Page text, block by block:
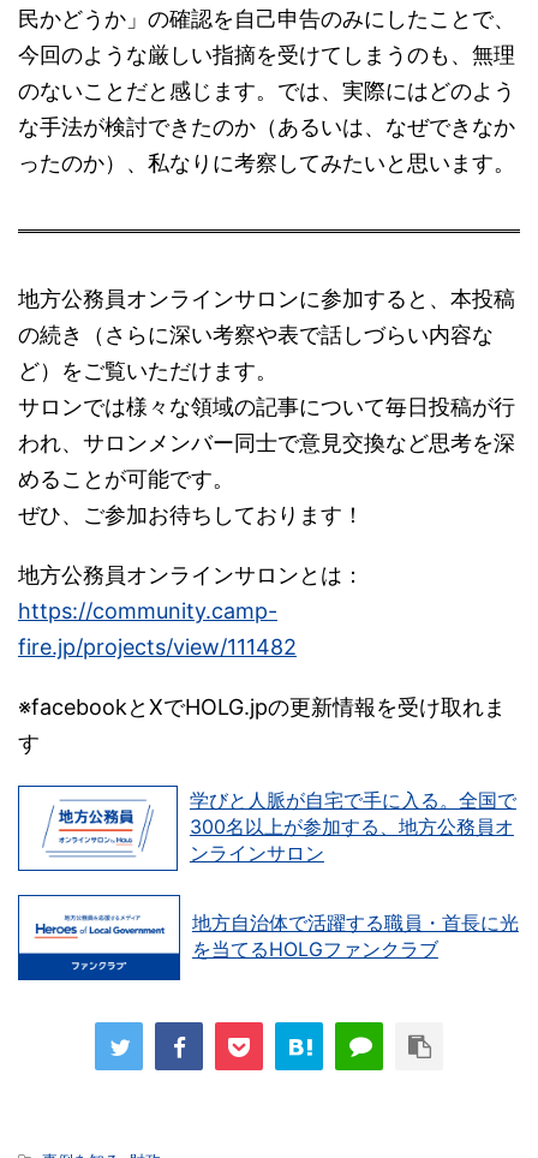
民かどうか」の確認を自己申告のみにしたことで、
今回のような厳しい指摘を受けてしまうのも、無理
のないことだと感じます。では、実際にはどのよう
な手法が検討できたのか（あるいは、なぜできなか
ったのか）、私なりに考察してみたいと思います。
地方公務員オンラインサロンに参加すると、本投稿
の続き（さらに深い考察や表で話しづらい内容な
ど）をご覧いただけます。
サロンでは様々な領域の記事について毎日投稿が行
われ、サロンメンバー同士で意見交換など思考を深
めることが可能です。
ぜひ、ご参加お待ちしております！
地方公務員オンラインサロンとは：
https://community.camp-
fire.jp/projects/view/111482
※facebookとXでHOLG.jpの更新情報を受け取れま
す
学びと人脈が自宅で手に入る。全国で
300名以上が参加する、地方公務員オ
ンラインサロン
地方自治体で活躍する職員・首長に光
を当てるHOLGファンクラブ